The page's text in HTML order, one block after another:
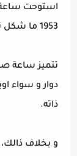
استوحت ساعة
1953 ما شكل نغمة و سحر غير مألوف.
تتميز ساعة
دوار و سواء
ذاته.
و بخلاف